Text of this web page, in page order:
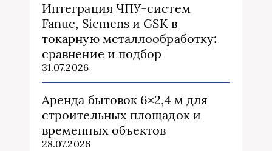
Интеграция ЧПУ-систем
Fanuc, Siemens и GSK в
токарную металлообработку:
сравнение и подбор
31.07.2026
Аренда бытовок 6×2,4 м для
строительных площадок и
временных объектов
28.07.2026